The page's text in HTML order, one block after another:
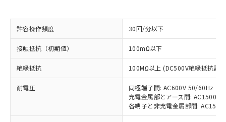
許容操作頻度 30回/分以下
接触抵抗（初期値） 100mΩ以下
絶縁抵抗 100MΩ以上 (DC500V絶縁抵抗計
耐電圧
同極端子間: AC600V 50/60Hz
充電金属部とアース間: AC1500V
各端子と非充電金属部間:
以下の条件をお読みいただき、同意のうえ
※1 対応状況
対応済み：EU RoHS指令（10物質）の
非含有に対応した製品が提供可能な商品で
す。
対応予定：EU RoHS指令（10物質）の非含
有に対応した製品に切り替える予定のある
対応予定なし：EU RoHS指令（10物質）の